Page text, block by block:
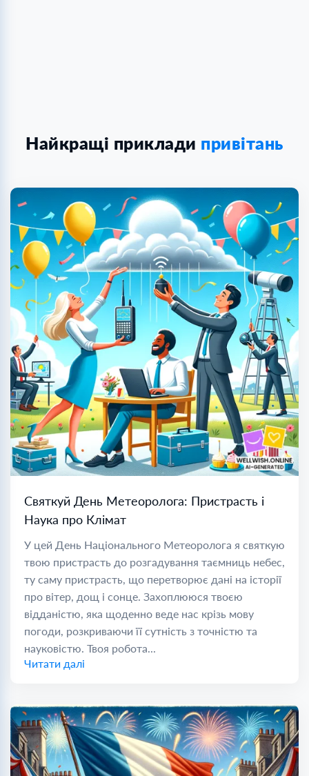
Найкращі приклади привітань
Святкуй День Метеоролога: Пристрасть і
Наука про Клімат
У цей День Національного Метеоролога я святкую
твою пристрасть до розгадування таємниць небес,
ту саму пристрасть, що перетворює дані на історії
про вітер, дощ і сонце. Захоплююся твоєю
відданістю, яка щоденно веде нас крізь мову
погоди, розкриваючи її сутність з точністю та
науковістю. Твоя робота...
Читати далі